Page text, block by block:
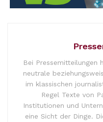
Bei Pressemitteilungen
neutrale
im klassischen
Regel Texte von
Institutionen und
eine Sicht der Dinge.